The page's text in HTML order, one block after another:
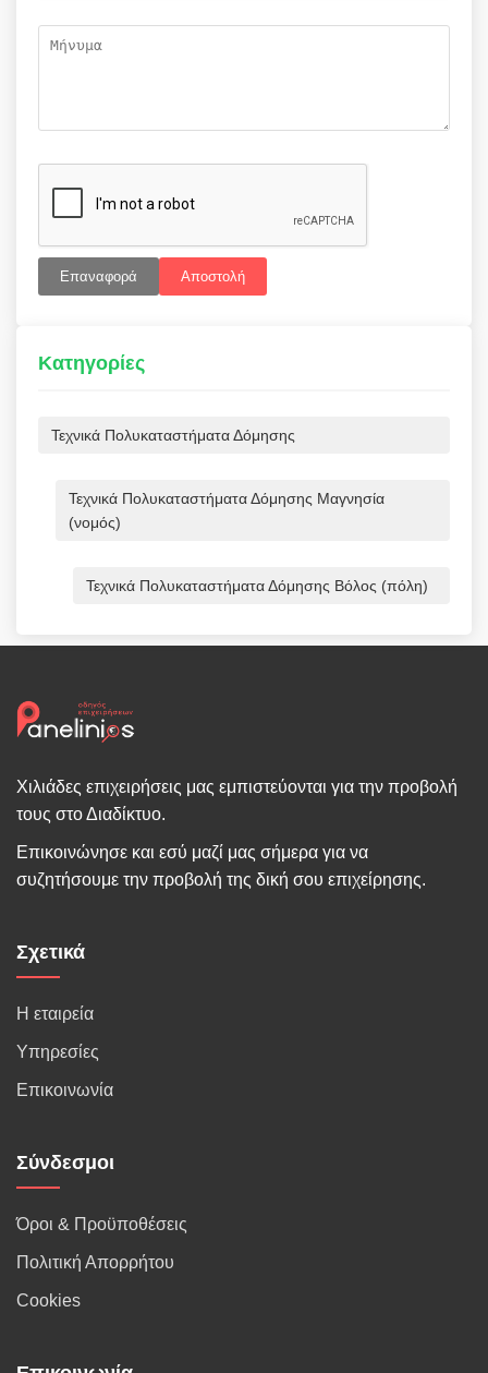
Επαναφορά Αποστολή
Κατηγορίες
Τεχνικά Πολυκαταστήματα Δόμησης
Τεχνικά Πολυκαταστήματα Δόμησης Μαγνησία
(νομός)
Τεχνικά Πολυκαταστήματα Δόμησης Βόλος (πόλη)
Χιλιάδες επιχειρήσεις μας εμπιστεύονται για την προβολή
τους στο Διαδίκτυο.
Επικοινώνησε και εσύ μαζί μας σήμερα για να
συζητήσουμε την προβολή της δική σου επιχείρησης.
Σχετικά
Η εταιρεία
Υπηρεσίες
Επικοινωνία
Σύνδεσμοι
Όροι & Προϋποθέσεις
Πολιτική Απορρήτου
Cookies